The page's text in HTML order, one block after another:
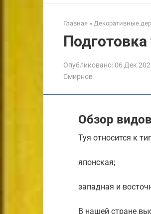
Главная » Декоративные
Опубликовано: 06 Дек
Смирнов
Обзор видов
Туя относится к
японская;
западная и
В нашей стране